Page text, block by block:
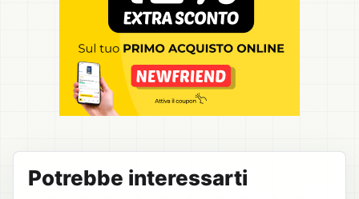
Potrebbe interessarti